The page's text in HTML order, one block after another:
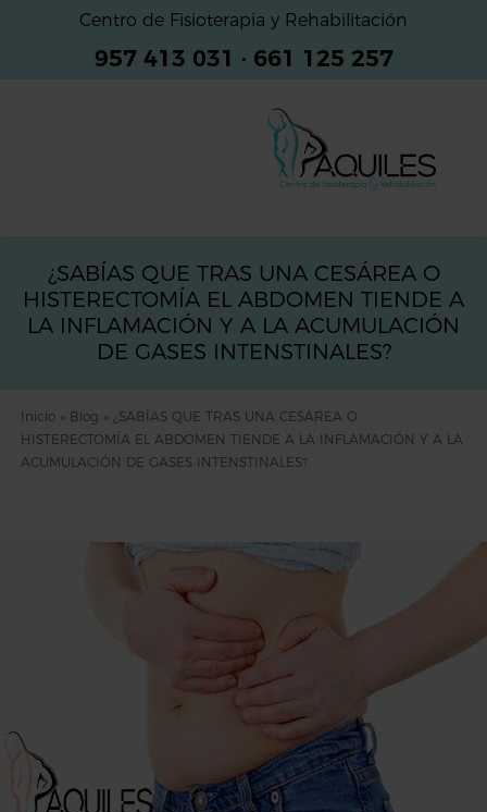
Centro de Fisioterapia y Rehabilitación
957 413 031 · 661 125 257
¿SABÍAS QUE TRAS UNA CESÁREA O
HISTERECTOMÍA EL ABDOMEN TIENDE A
LA INFLAMACIÓN Y A LA ACUMULACIÓN
DE GASES INTENSTINALES?
Inicio » Blog » ¿SABÍAS QUE TRAS UNA CESÁREA O
HISTERECTOMÍA EL ABDOMEN TIENDE A LA INFLAMACIÓN Y A LA
ACUMULACIÓN DE GASES INTENSTINALES?